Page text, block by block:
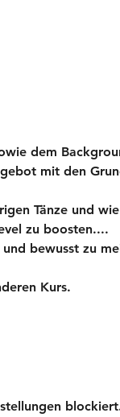
dem
mit den
Tänze und
zu boosten....
bewusst zu
Kurs.